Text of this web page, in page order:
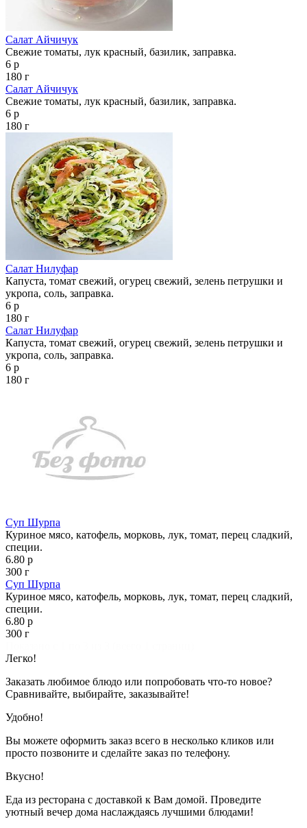
Салат Айчичук
Свежие томаты, лук красный, базилик, заправка.
6 р
180 г
Салат Айчичук
Свежие томаты, лук красный, базилик, заправка.
6 р
180 г
Салат Нилуфар
Капуста, томат свежий, огурец свежий, зелень петрушки и
укропа, соль, заправка.
6 р
180 г
Салат Нилуфар
Капуста, томат свежий, огурец свежий, зелень петрушки и
укропа, соль, заправка.
6 р
180 г
Суп Шурпа
Куриное мясо, катофель, морковь, лук, томат, перец сладкий,
специи.
6.80 р
300 г
Суп Шурпа
Куриное мясо, катофель, морковь, лук, томат, перец сладкий,
специи.
6.80 р
300 г
Легко!
Заказать любимое блюдо или попробовать что-то новое?
Сравнивайте, выбирайте, заказывайте!
Удобно!
Вы можете оформить заказ всего в несколько кликов или
просто позвоните и сделайте заказ по телефону.
Вкусно!
Еда из ресторана с доставкой к Вам домой. Проведите
уютный вечер дома наслаждаясь лучшими блюдами!